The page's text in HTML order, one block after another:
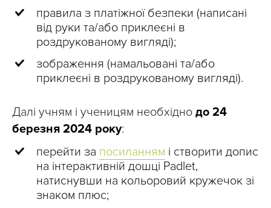
правила з платіжної безпеки (написані
від руки та/або приклеєні в
роздрукованому вигляді);
зображення (намальовані та/або
приклеєні в роздрукованому вигляді).
Далі учням і ученицям необхідно до 24
березня 2024 року:
перейти за посиланням і створити допис
на інтерактивній дошці Padlet,
натиснувши на кольоровий кружечок зі
знаком плюс;